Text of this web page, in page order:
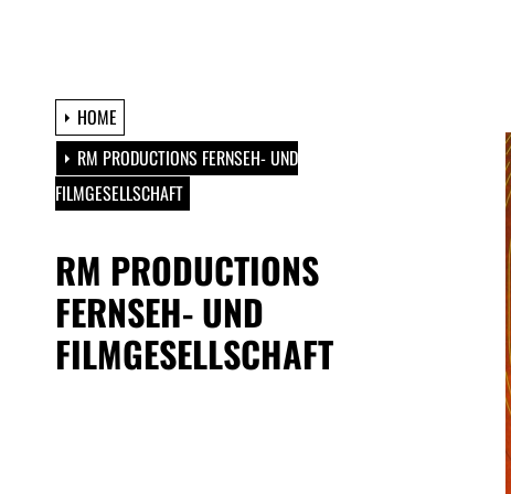
HOME
RM PRODUCTIONS FERNSEH- UND
FILMGESELLSCHAFT
RM PRODUCTIONS
FERNSEH- UND
FILMGESELLSCHAFT